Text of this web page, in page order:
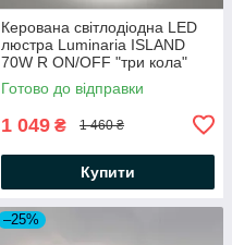
Керована світлодіодна LED
люстра Luminaria ISLAND
70W R ON/OFF "три кола"
біла Ø460×50мм WHITE 220V
IP20
Готово до відправки
1 049 ₴ 1 460 ₴
Купити
–25%